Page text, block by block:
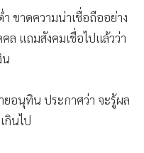
ขาดความน่าเชื่อถืออย่าง
ล แถมสังคมเชื่อไปแล้วว่า
น
อนุทิน ประกาศว่า จะรู้ผล
กินไป